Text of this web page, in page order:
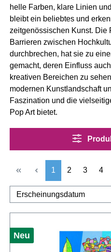
helle Farben, klare Linien
bleibt ein beliebtes und
zeitgenössischen Kunst. Die
Barrieren zwischen
durchbrechen, hat sie zu
gemacht, deren Einfluss
kreativen Bereichen zu
modernen Kunstlandschaft
Faszination und die
Pop Art bietet.
Seite
1 Seite
2 Seite
3 4
Neu